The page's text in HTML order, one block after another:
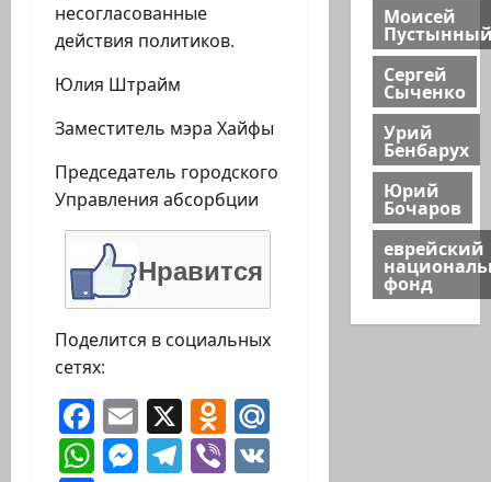
несогласованные
действия политиков.
Юлия Штрайм
Заместитель мэра Хайфы
Председатель городского
Управления абсорбции
Нравится
Поделится в социальных
сетях:
Facebook
Email
X Odnoklassniki
WhatsApp
Messenger
Telegram
Viber
Моисей
Сергей
Сыченко
Урий
Бенбарух
Юрий
Бочаров
еврейский
фонд